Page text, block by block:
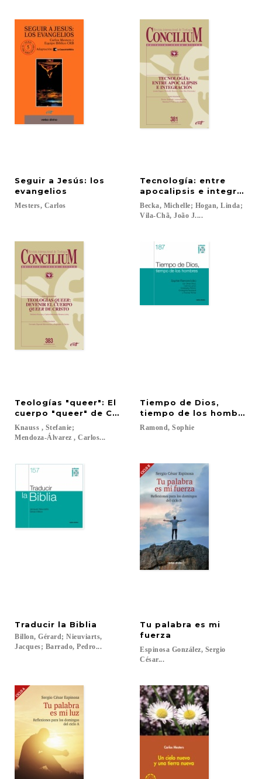
Seguir a Jesús: los
evangelios
Mesters, Carlos
Tecnología: entre
apocalipsis e integración
Becka, Michelle; Hogan, Linda;
Vila-Chã, João J....
Teologías "queer": El
cuerpo "queer" de Cristo
Knauss , Stefanie;
Mendoza-Álvarez , Carlos...
Tiempo de Dios,
tiempo de los hombres
Ramond, Sophie
Traducir la Biblia
Billon, Gérard; Nieuviarts,
Jacques; Barrado, Pedro...
Tu palabra es mi
fuerza
Espinosa González, Sergio
César...